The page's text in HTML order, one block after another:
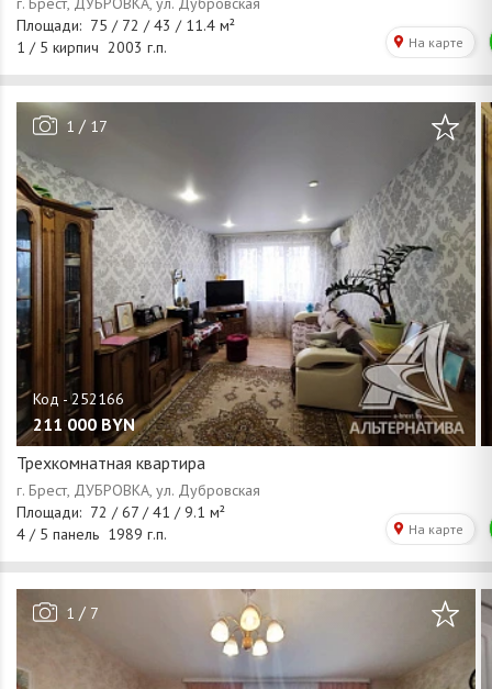
1 / 17
211 000 BYN
Трехкомнатная квартира
1 / 7